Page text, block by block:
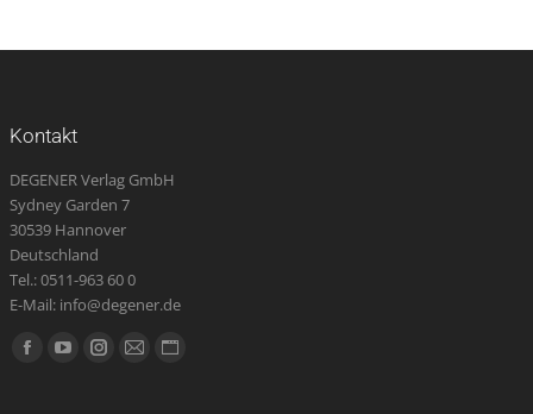
Kontakt
DEGENER Verlag GmbH
Sydney Garden 7
30539 Hannover
Deutschland
Tel.: 0511-963 60 0
E-Mail: info@degener.de
Finden Sie uns auf:
FacebookYouTubeInstagram
E-
Website